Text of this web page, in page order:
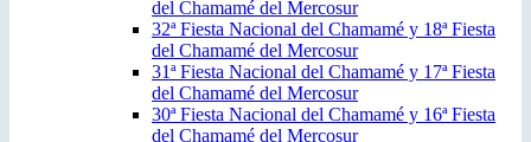
del Chamamé del Mercosur
32ª Fiesta Nacional del Chamamé y 18ª Fiesta
del Chamamé del Mercosur
31ª Fiesta Nacional del Chamamé y 17ª Fiesta
del Chamamé del Mercosur
30ª Fiesta Nacional del Chamamé y 16ª Fiesta
del Chamamé del Mercosur